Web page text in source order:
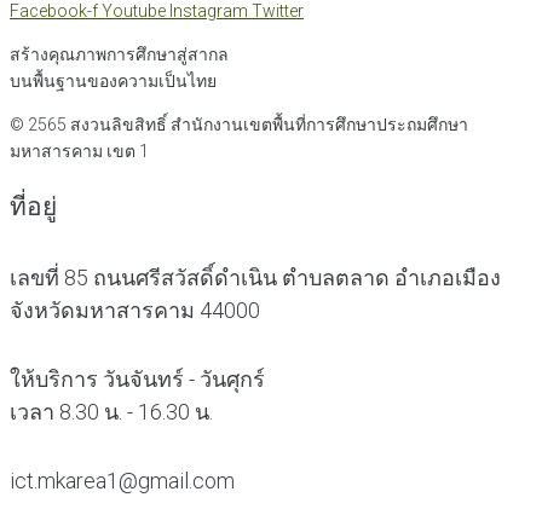
Facebook-fYoutube Instagram Twitter
สร้างคุณภาพการศึกษาสู่สากล
บนพื้นฐานของความเป็นไทย
© 2565 สงวนลิขสิทธิ์ สำนักงานเขตพื้นที่การศึกษาประถมศึกษา
มหาสารคาม เขต 1
ที่อยู่
เลขที่ 85 ถนนศรีสวัสดิ์ดำเนิน ตำบลตลาด อำเภอเมือง
จังหวัดมหาสารคาม 44000
ให้บริการ วันจันทร์ - วันศุกร์
เวลา 8.30 น. - 16.30 น.
ict.mkarea1@gmail.com